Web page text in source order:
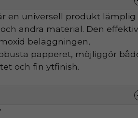
en universell produkt lämplig
andra material. Den
beläggningen,
papperet, möjliggör
och fin ytfinish.